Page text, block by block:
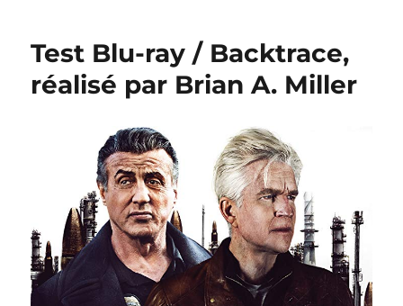
/
10
Minutes
par
Brian
A.
Miller
Test Blu-ray / Backtrace,
réalisé par Brian A. Miller